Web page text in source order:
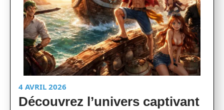
4 AVRIL 2026
Découvrez l’univers captivant